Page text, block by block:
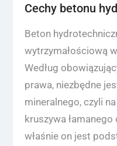
Cechy betonu
Beton
wytrzymałościową
Według
prawa, niezbędne
mineralnego, czyli
kruszywa
właśnie on jest